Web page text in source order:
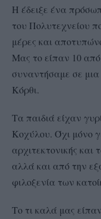
Η έδειξε ένα
του Πολυτεχνείου
μέρες και
Μας το είπαν 10
συναντήσαμε σε
Κόρθι.
Τα παιδιά είχαν
Κοχύλου. Όχι μόνο
αρχιτεκτονικής
αλλά και από την
φιλοξενία των
Το τι καλά μας